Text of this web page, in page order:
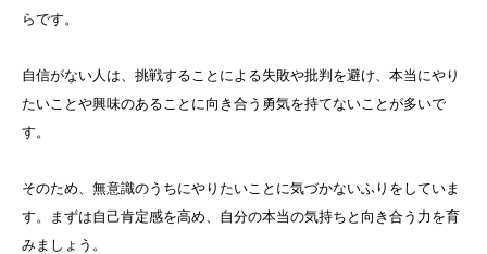
らです。
自信がない人は、挑戦することによる失敗や批判を避け、本当にやり
たいことや興味のあることに向き合う勇気を持てないことが多いで
す。
そのため、無意識のうちにやりたいことに気づかないふりをしていま
す。まずは自己肯定感を高め、自分の本当の気持ちと向き合う力を育
みましょう。